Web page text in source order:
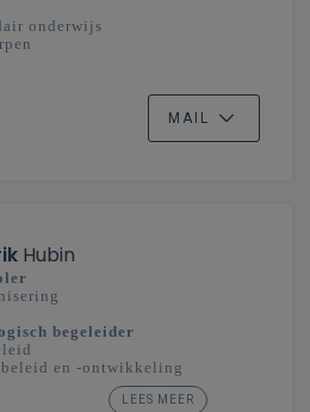
onderwijs
MAIL
Hubin
begeleider
en -ontwikkeling
LEES MEER